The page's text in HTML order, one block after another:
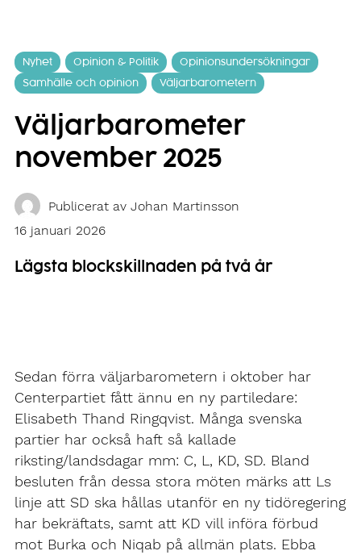
Nyhet Opinion & Politik Opinionsundersökningar
Samhälle och opinion Väljarbarometern
Väljarbarometer
november 2025
Publicerat av Johan Martinsson
16 januari 2026
Lägsta blockskillnaden på två år
Sedan förra väljarbarometern i oktober har
Centerpartiet fått ännu en ny partiledare:
Elisabeth Thand Ringqvist. Många svenska
partier har också haft så kallade
riksting/landsdagar mm: C, L, KD, SD. Bland
besluten från dessa stora möten märks att Ls
linje att SD ska hållas utanför en ny tidöregering
har bekräftats, samt att KD vill införa förbud
mot Burka och Niqab på allmän plats. Ebba